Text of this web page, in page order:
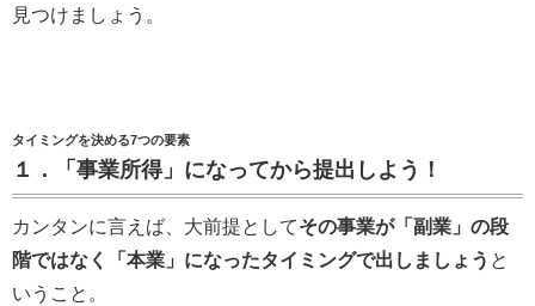
見つけましょう。
タイミングを決める7つの要素
１．「事業所得」になってから提出しよう！
カンタンに言えば、大前提としてその事業が「副業」の段
階ではなく「本業」になったタイミングで出しましょう と
いうこと。